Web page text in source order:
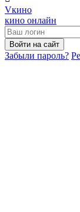
Vкино
кино онлайн
Войти на сайт
Забыли пароль?